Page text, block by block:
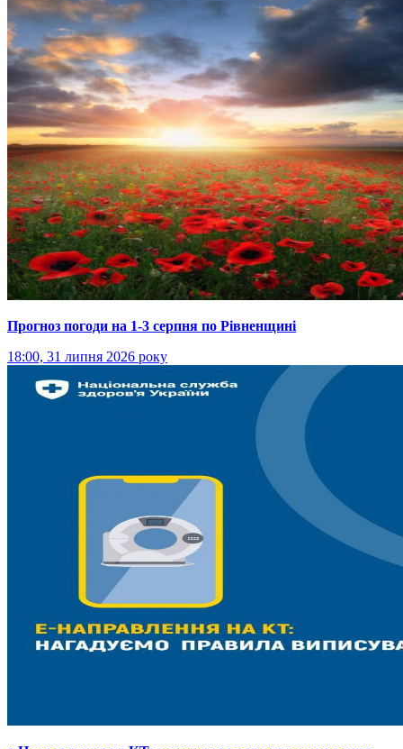
Прогноз погоди на 1-3 серпня по Рівненщині
18:00, 31 липня 2026 року